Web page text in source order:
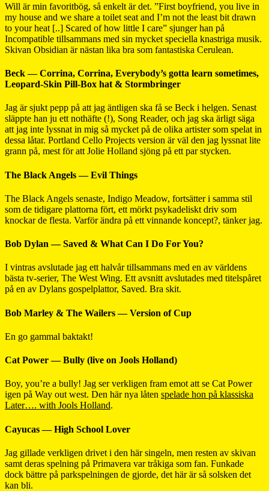
Will är min favoritbög, så enkelt är det. ”First boyfriend, you live in
my house and we share a toilet seat and I’m not the least bit drawn
to your heat [..] Scared of how little I care” sjunger han på
Incompatible tillsammans med sin mycket speciella knastriga musik.
Skivan Obsidian är nästan lika bra som fantastiska Cerulean.
Beck — Corrina, Corrina, Everybody’s gotta learn sometimes,
Leopard-Skin Pill-Box hat & Stormbringer
Jag är sjukt pepp på att jag äntligen ska få se Beck i helgen. Senast
släppte han ju ett nothäfte (!), Song Reader, och jag ska ärligt säga
att jag inte lyssnat in mig så mycket på de olika artister som spelat in
dessa låtar. Portland Cello Projects version är väl den jag lyssnat lite
grann på, mest för att Jolie Holland sjöng på ett par stycken.
The Black Angels — Evil Things
The Black Angels senaste, Indigo Meadow, fortsätter i samma stil
som de tidigare plattorna fört, ett mörkt psykadeliskt driv som
knockar de flesta. Varför ändra på ett vinnande koncept?, tänker jag.
Bob Dylan — Saved & What Can I Do For You?
I vintras avslutade jag ett halvår tillsammans med en av världens
bästa tv-serier, The West Wing. Ett avsnitt avslutades med titelspåret
på en av Dylans gospelplattor, Saved. Bra skit.
Bob Marley & The Wailers — Version of Cup
En go gammal baktakt!
Cat Power — Bully (live on Jools Holland)
Boy, you’re a bully! Jag ser verkligen fram emot att se Cat Power
igen på Way out west. Den här nya låten spelade hon på klassiska
Later…. with Jools Holland.
Cayucas — High School Lover
Jag gillade verkligen drivet i den här singeln, men resten av skivan
samt deras spelning på Primavera var tråkiga som fan. Funkade
dock bättre på parkspelningen de gjorde, det här är så solsken det
kan bli.